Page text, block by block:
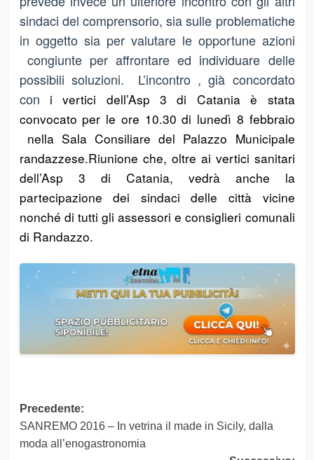
sindaci del comprensorio, sia sulle problematiche
in oggetto sia per valutare le opportune azioni
congiunte per affrontare ed individuare delle
possibili soluzioni. L’incontro , già concordato
con i vertici dell’Asp 3 di Catania è stata
convocato per le ore 10.30 di lunedì 8 febbraio
nella Sala Consiliare del Palazzo Municipale
randazzese.Riunione che, oltre ai vertici sanitari
dell’Asp 3 di Catania, vedrà anche la
partecipazione dei sindaci delle città vicine
nonché di tutti gli assessori e consiglieri comunali
di Randazzo.
Navigazione
articolo
Precedente:
SANREMO 2016 – In vetrina il made in Sicily, dalla
moda all’enogastronomia